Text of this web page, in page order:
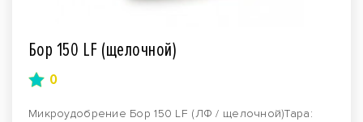
Бор 150 LF (щелочной)
0
Микроудобрение Бор 150 LF (ЛФ / щелочной)Тара: